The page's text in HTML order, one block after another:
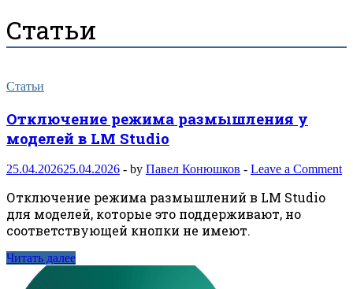
Статьи
Статьи
Отключение режима размышления у
моделей в LM Studio
25.04.202625.04.2026 - by Павел Конюшков - Leave a Comment
Отключение режима размышлений в LM Studio
для моделей, которые это поддерживают, но
соответствующей кнопки не имеют.
Читать далее